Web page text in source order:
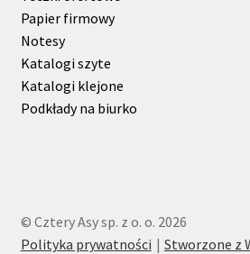
Papier firmowy
Notesy
Katalogi szyte
Katalogi klejone
Podkłady na biurko
© Cztery Asy sp. z o. o. 2026
Polityka prywatności
Stworzone z